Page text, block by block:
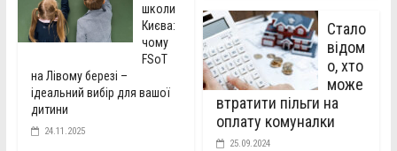
школи
Києва:
чому
FSoT
на Лівому березі –
ідеальний вибір для вашої
дитини
24.11.2025
Стало
відом
о, хто
може
втратити пільги на
оплату комуналки
25.09.2024